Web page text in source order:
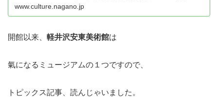
www.culture.nagano.jp
開館以来、 軽井沢安東美術館は
氣になるミュージアムの１つですので、
トピックス記事、読んじゃいました。